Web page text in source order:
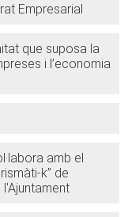
Empresarial
que suposa la
i l’economia
amb el
k” de
l'Ajuntament